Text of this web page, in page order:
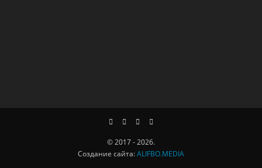
© 2017 - 2026.
Создание сайта:ALIFBO.MEDIA